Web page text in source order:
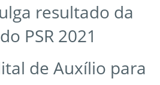
resultado da
PSR 2021
de Auxílio para